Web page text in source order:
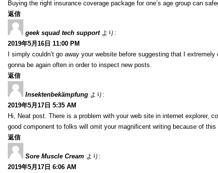
Buying the right insurance coverage package for one’s age group can
返信
geek squad tech support より:
2019年5月16日 11:00 PM
I simply couldn’t go away your website before suggesting that I
gonna be again often in order to inspect new posts.
返信
Insektenbekämpfung より:
2019年5月17日 5:35 AM
Hi, Neat post. There is a problem with your web site in internet explorer,
good component to folks will omit your magnificent writing because of this
返信
Sore Muscle Cream より:
2019年5月17日 6:06 AM